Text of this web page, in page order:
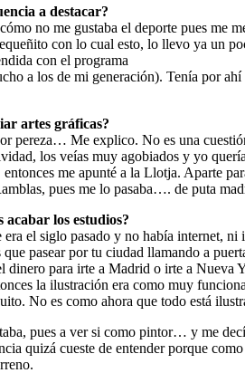
a destacar?
no me gustaba el deporte pues me
con lo cual esto, lo llevo ya un
con el programa
a los de mi generación). Tenía por
artes gráficas?
pereza… Me explico. No es una
los veías muy agobiados y yo
me apunté a la Llotja. Aparte
pues me lo pasaba…. de puta
los estudios?
era el siglo pasado y no había internet,
pasear por tu ciudad llamando a
dinero para irte a Madrid o irte a Nueva
la ilustración era como muy
No es como ahora que todo está
pues a ver si como pintor… y me
quizá cueste de entender porque